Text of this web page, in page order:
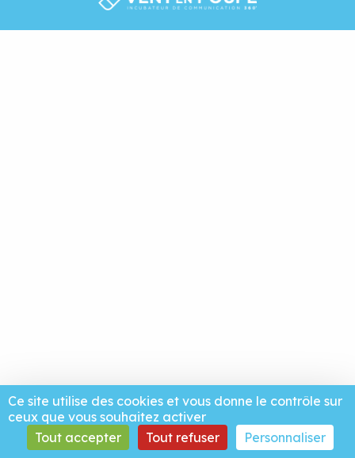
Ce site utilise des cookies et vous donne le contrôle sur
ceux que vous souhaitez activer
Tout accepter
Tout refuser Personnaliser